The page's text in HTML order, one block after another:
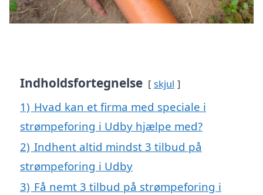
Indholdsfortegnelse skjul
1) Hvad kan et firma med speciale i
strømpeforing i Udby hjælpe med?
2) Indhent altid mindst 3 tilbud på
strømpeforing i Udby
3) Få nemt 3 tilbud på strømpeforing i